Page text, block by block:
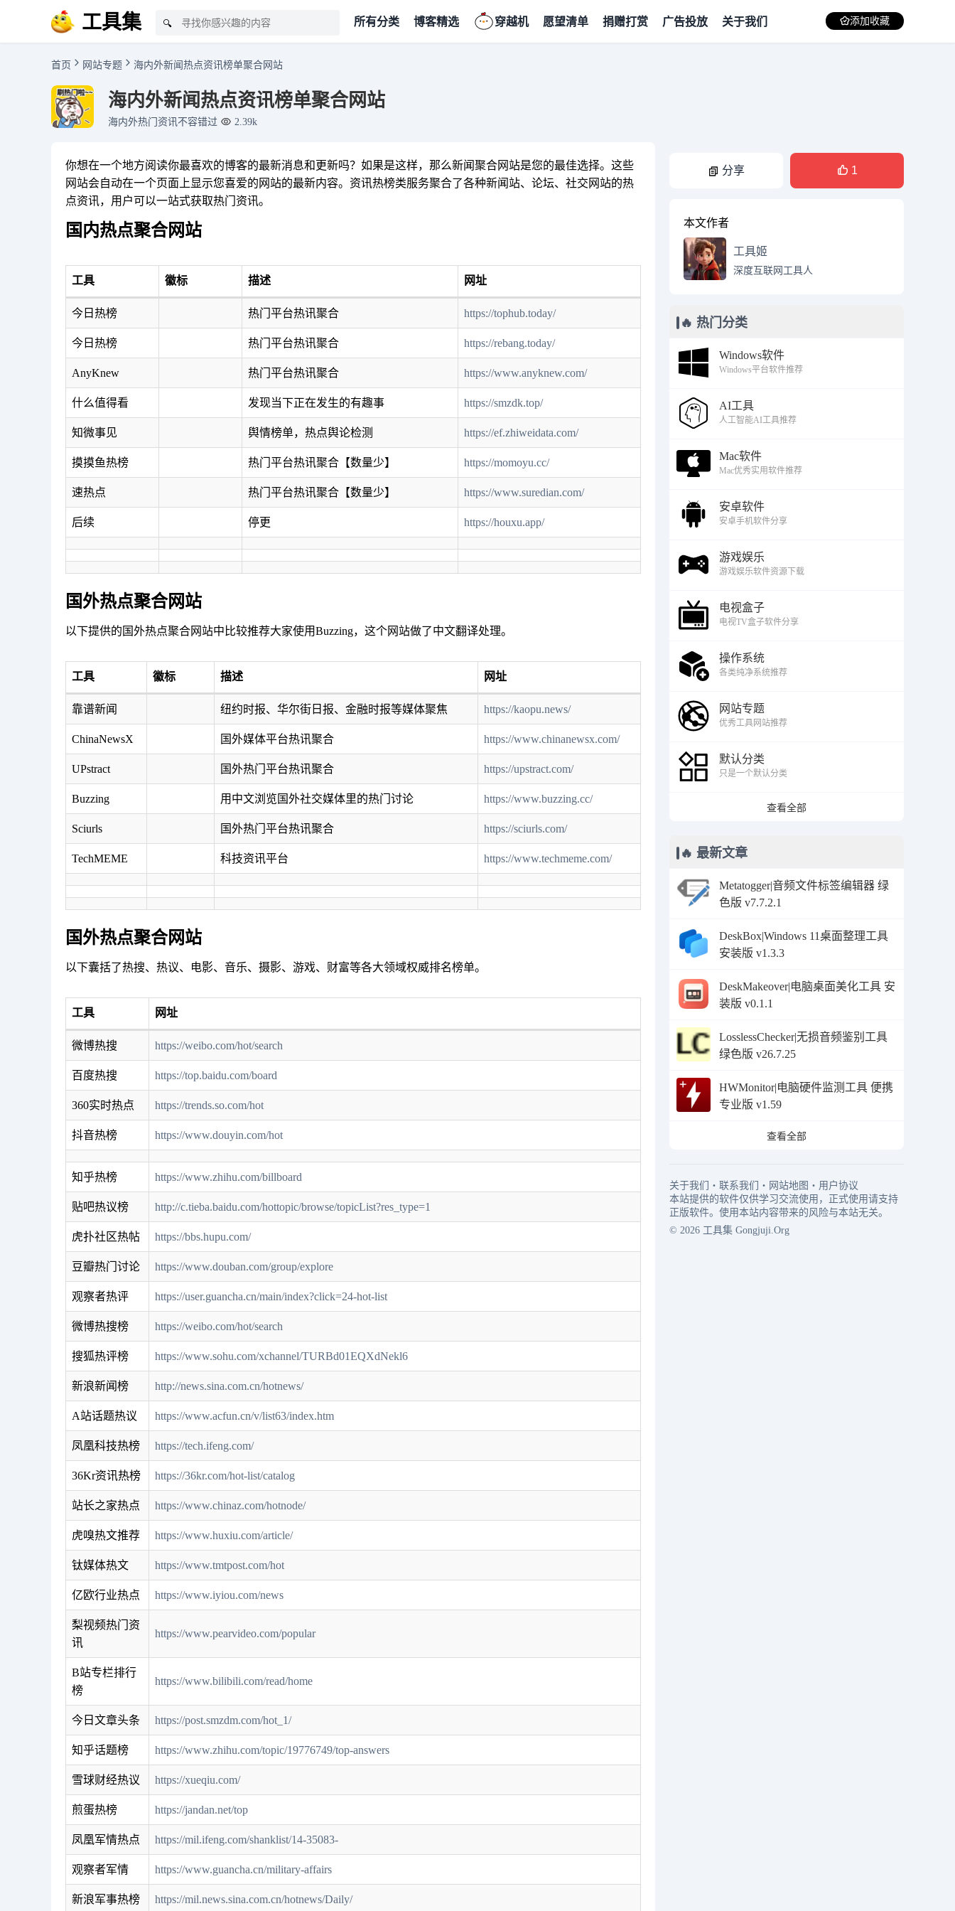
工具集 🔍 所有分类 博客精选 穿越机 愿望清单 捐赠打赏 广告投放 关于我们 添加收藏
首页 网站专题 海内外新闻热点资讯榜单聚合网站
海内外新闻热点资讯榜单聚合网站
海内外热门资讯不容错过 2.39k
你想在一个地方阅读你最喜欢的博客的最新消息和更新吗？如果是这样，那么新闻聚合网站是您的最佳选择。这些
网站会自动在一个页面上显示您喜爱的网站的最新内容。资讯热榜类服务聚合了各种新闻站、论坛、社交网站的热
点资讯，用户可以一站式获取热门资讯。
国内热点聚合网站
工具 徽标 描述 网址
今日热榜 热门平台热讯聚合 https://tophub.today/
今日热榜 热门平台热讯聚合 https://rebang.today/
AnyKnew 热门平台热讯聚合 https://www.anyknew.com/
什么值得看 发现当下正在发生的有趣事 https://smzdk.top/
知微事见 舆情榜单，热点舆论检测 https://ef.zhiweidata.com/
摸摸鱼热榜 热门平台热讯聚合【数量少】 https://momoyu.cc/
速热点 热门平台热讯聚合【数量少】 https://www.suredian.com/
后续 停更 https://houxu.app/
国外热点聚合网站
以下提供的国外热点聚合网站中比较推荐大家使用Buzzing，这个网站做了中文翻译处理。
工具 徽标 描述 网址
靠谱新闻 纽约时报、华尔街日报、金融时报等媒体聚焦 https://kaopu.news/
ChinaNewsX 国外媒体平台热讯聚合 https://www.chinanewsx.com/
UPstract 国外热门平台热讯聚合 https://upstract.com/
Buzzing 用中文浏览国外社交媒体里的热门讨论 https://www.buzzing.cc/
Sciurls 国外热门平台热讯聚合 https://sciurls.com/
TechMEME 科技资讯平台 https://www.techmeme.com/
国外热点聚合网站
以下囊括了热搜、热议、电影、音乐、摄影、游戏、财富等各大领域权威排名榜单。
工具 网址
微博热搜 https://weibo.com/hot/search
百度热搜 https://top.baidu.com/board
360实时热点 https://trends.so.com/hot
抖音热榜 https://www.douyin.com/hot
知乎热榜 https://www.zhihu.com/billboard
贴吧热议榜 http://c.tieba.baidu.com/hottopic/browse/topicList?res_type=1
虎扑社区热帖 https://bbs.hupu.com/
豆瓣热门讨论 https://www.douban.com/group/explore
观察者热评 https://user.guancha.cn/main/index?click=24-hot-list
微博热搜榜 https://weibo.com/hot/search
搜狐热评榜 https://www.sohu.com/xchannel/TURBd01EQXdNekl6
新浪新闻榜 http://news.sina.com.cn/hotnews/
A站话题热议 https://www.acfun.cn/v/list63/index.htm
凤凰科技热榜 https://tech.ifeng.com/
36Kr资讯热榜 https://36kr.com/hot-list/catalog
站长之家热点 https://www.chinaz.com/hotnode/
虎嗅热文推荐 https://www.huxiu.com/article/
钛媒体热文 https://www.tmtpost.com/hot
亿欧行业热点 https://www.iyiou.com/news
梨视频热门资
讯
https://www.pearvideo.com/popular
B站专栏排行
榜
https://www.bilibili.com/read/home
今日文章头条 https://post.smzdm.com/hot_1/
知乎话题榜 https://www.zhihu.com/topic/19776749/top-answers
雪球财经热议 https://xueqiu.com/
煎蛋热榜 https://jandan.net/top
凤凰军情热点 https://mil.ifeng.com/shanklist/14-35083-
观察者军情 https://www.guancha.cn/military-affairs
新浪军事热榜 https://mil.news.sina.com.cn/hotnews/Daily/
分享 1
本文作者
工具姬
深度互联网工具人
🔥 热门分类
Windows软件
Windows平台软件推荐
AI工具
人工智能AI工具推荐
Mac软件
Mac优秀实用软件推荐
安卓软件
安卓手机软件分享
游戏娱乐
游戏娱乐软件资源下载
电视盒子
电视TV盒子软件分享
操作系统
各类纯净系统推荐
网站专题
优秀工具网站推荐
默认分类
只是一个默认分类
查看全部
🔥 最新文章
Metatogger|音频文件标签编辑器 绿
色版 v7.7.2.1
DeskBox|Windows 11桌面整理工具
安装版 v1.3.3
DeskMakeover|电脑桌面美化工具 安
装版 v0.1.1
LosslessChecker|无损音频鉴别工具
绿色版 v26.7.25
HWMonitor|电脑硬件监测工具 便携
专业版 v1.59
查看全部
关于我们 ・ 联系我们 ・ 网站地图 ・ 用户协议
本站提供的软件仅供学习交流使用，正式使用请支持
正版软件。使用本站内容带来的风险与本站无关。
© 2026 工具集 Gongjuji.Org